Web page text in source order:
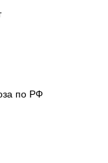
по РФ